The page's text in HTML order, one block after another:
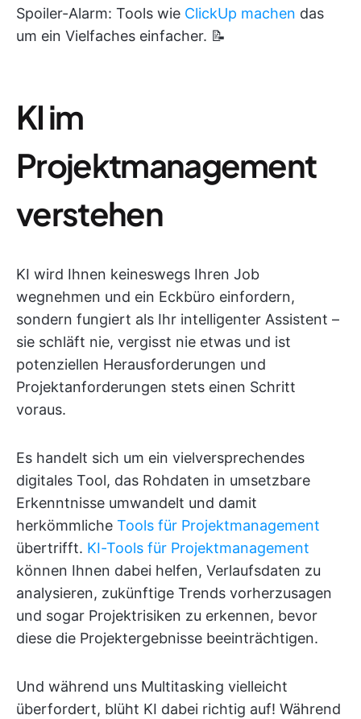
Spoiler-Alarm: Tools wie ClickUp machen das
um ein Vielfaches einfacher. 📝
KI im
Projektmanagement
verstehen
KI wird Ihnen keineswegs Ihren Job
wegnehmen und ein Eckbüro einfordern,
sondern fungiert als Ihr intelligenter Assistent –
sie schläft nie, vergisst nie etwas und ist
potenziellen Herausforderungen und
Projektanforderungen stets einen Schritt
voraus.
Es handelt sich um ein vielversprechendes
digitales Tool, das Rohdaten in umsetzbare
Erkenntnisse umwandelt und damit
herkömmliche Tools für Projektmanagement
übertrifft. KI-Tools für Projektmanagement
können Ihnen dabei helfen, Verlaufsdaten zu
analysieren, zukünftige Trends vorherzusagen
und sogar Projektrisiken zu erkennen, bevor
diese die Projektergebnisse beeinträchtigen.
Und während uns Multitasking vielleicht
überfordert, blüht KI dabei richtig auf! Während